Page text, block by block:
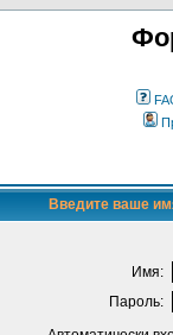
Введите ваше
Имя:
Пароль: